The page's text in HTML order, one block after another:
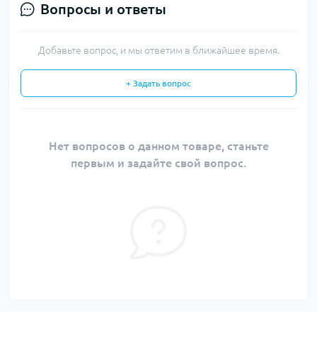
Вопросы и ответы
Добавьте вопрос, и мы ответим в ближайшее время.
+ Задать вопрос
Нет вопросов о данном товаре, станьте
первым и задайте свой вопрос.